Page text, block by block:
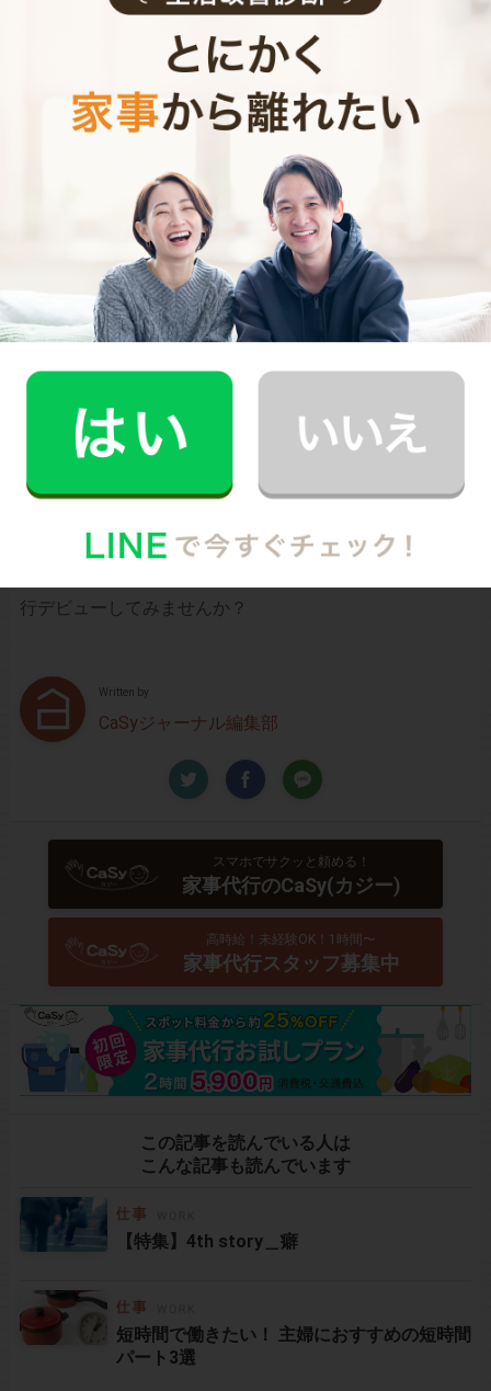
CaSyは、1時間2,790円(税込)からお使いいただけるカン
タン･便利･あんしんなお掃除代行･お料理代行サービスで
シンプルでお財布に優しい料金体系
スマホだけで24時間365日依頼可能
スタッフ･お客様双方への本人確認で安全
万が一の物損も損害保険があるから安心
（適応の範囲内）
初めての家事代行でどうお願いすればいいのか分からな
い…、どんなスタッフが来るのか不安…といった方のため
用意しております。
行デビューしてみませんか？
Written by
CaSyジャーナル編集部
スマホでサクッと頼める！
家事代行のCaSy(カジー)
高時給！未経験OK！1時間〜
家事代行スタッフ募集中
この記事を読んでいる人は
こんな記事も読んでいます
【特集】4th story＿癖
短時間で働きたい！ 主婦におすすめの短時間
パート3選